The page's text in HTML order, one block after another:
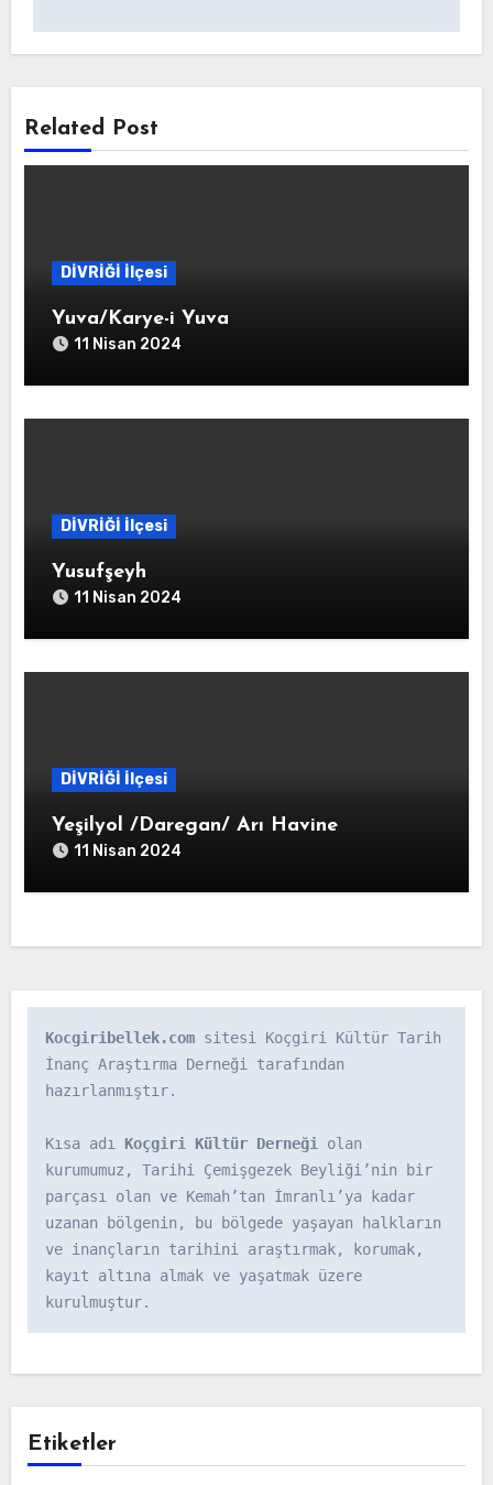
Related Post
DİVRİĞİ İlçesi
Yuva/Karye-i Yuva
11 Nisan 2024
DİVRİĞİ İlçesi
Yusufşeyh
11 Nisan 2024
DİVRİĞİ İlçesi
Yeşilyol /Daregan/ Arı Havine
11 Nisan 2024
Kocgiribellek.com sitesi Koçgiri Kültür Tarih
İnanç Araştırma Derneği tarafından
hazırlanmıştır.
Kısa adı Koçgiri Kültür Derneği olan
kurumumuz, Tarihi Çemişgezek Beyliği’nin bir
parçası olan ve Kemah’tan İmranlı’ya kadar
uzanan bölgenin, bu bölgede yaşayan halkların
ve inançların tarihini araştırmak, korumak,
kayıt altına almak ve yaşatmak üzere
kurulmuştur.
Etiketler